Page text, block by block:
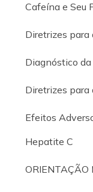
Cafeína e Seu
Diretrizes
Diagnóstico
Diretrizes
Efeitos
Hepatite C